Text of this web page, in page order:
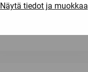
Näytä tiedot ja muokkaa